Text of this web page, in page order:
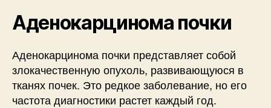
Аденокарцинома почки
Аденокарцинома почки представляет собой
злокачественную опухоль, развивающуюся в
тканях почек. Это редкое заболевание, но его
частота диагностики растет каждый год.